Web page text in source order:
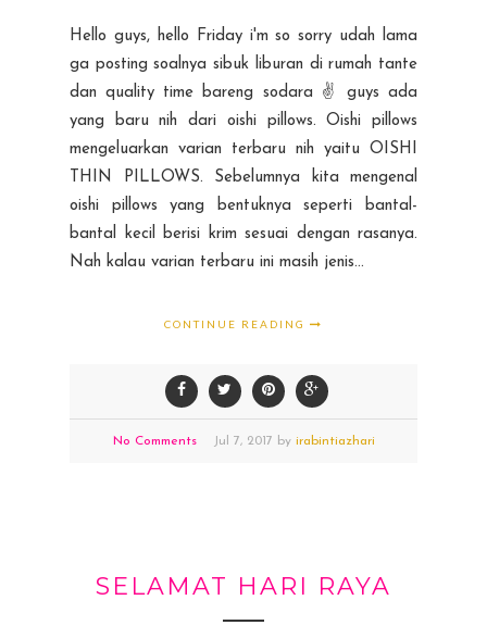
Hello guys, hello Friday i'm so sorry udah lama
ga posting soalnya sibuk liburan di rumah tante
dan quality time bareng sodara ✌ guys ada
yang baru nih dari oishi pillows. Oishi pillows
mengeluarkan varian terbaru nih yaitu OISHI
THIN PILLOWS. Sebelumnya kita mengenal
oishi pillows yang bentuknya seperti bantal-
bantal kecil berisi krim sesuai dengan rasanya.
Nah kalau varian terbaru ini masih jenis...
CONTINUE READING
No Comments Jul 7,2017 by irabintiazhari
SELAMAT HARI RAYA